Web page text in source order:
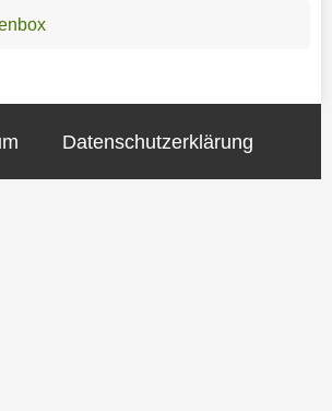
Datenschutzerklärung